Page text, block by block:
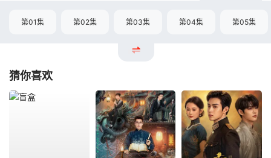
第01集 第02集 第03集 第04集 第05集
猜你喜欢